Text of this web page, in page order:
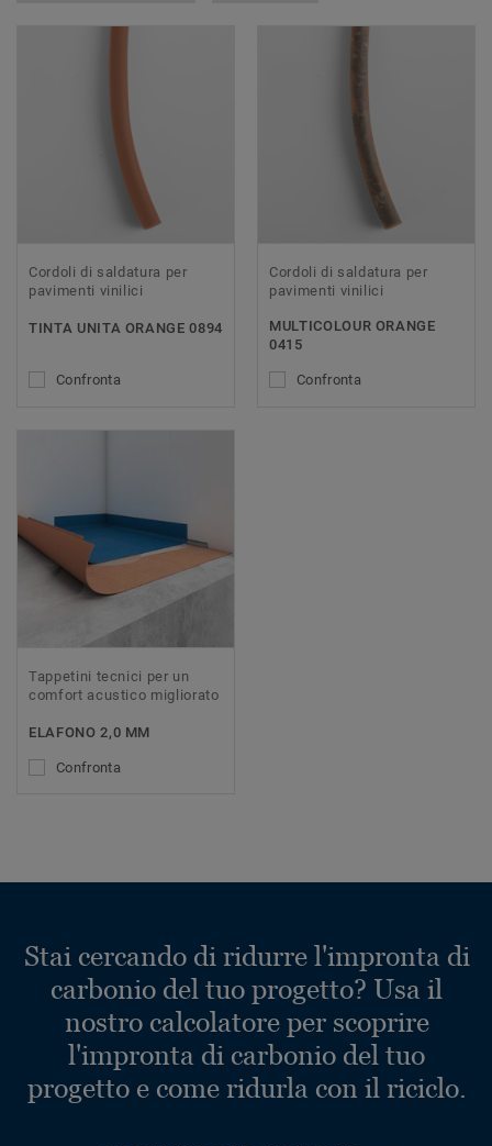
Cordoli di saldatura per
pavimenti vinilici
TINTA UNITA ORANGE 0894
Confronta
Cordoli di saldatura per
pavimenti vinilici
MULTICOLOUR ORANGE
0415
Confronta
Tappetini tecnici per un
comfort acustico migliorato
ELAFONO 2,0 MM
Confronta
Stai cercando di ridurre l'impronta di
carbonio del tuo progetto? Usa il
nostro calcolatore per scoprire
l'impronta di carbonio del tuo
progetto e come ridurla con il riciclo.